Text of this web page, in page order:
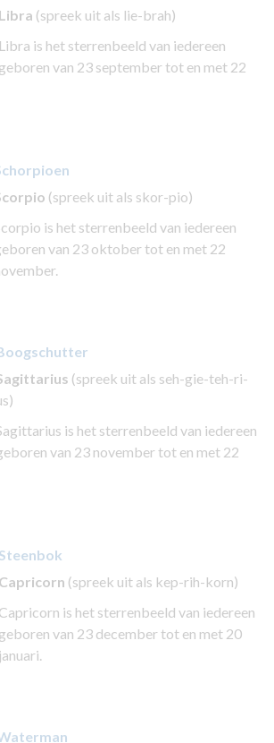
Libra (spreek uit als lie-brah)
Libra is het sterrenbeeld van iedereen
geboren van 23 september tot en met 22
(spreek uit als skor-pio)
is het sterrenbeeld van iedereen
van 23 oktober tot en met 22
(spreek uit als seh-gie-teh-ri-
is het sterrenbeeld van iedereen
van 23 november tot en met 22
Steenbok
Capricorn (spreek uit als kep-rih-korn)
Capricorn is het sterrenbeeld van iedereen
geboren van 23 december tot en met 20
januari.